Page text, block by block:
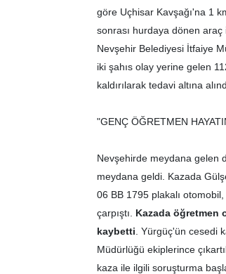
göre Uçhisar Kavşağı'na 1
sonrası hurdaya dönen araç
Nevşehir Belediyesi İtfaiye
iki şahıs olay yerine gelen
kaldırılarak tedavi altına
"GENÇ ÖĞRETMEN
Nevşehirde meydana gelen
meydana geldi. Kazada
06 BB 1795 plakalı
çarpıştı. Kazada öğretmen
kaybetti . Yürgüç'ün cesedi
Müdürlüğü ekiplerince
kaza ile ilgili soruşturma